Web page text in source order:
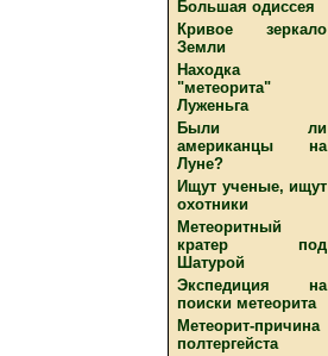
Большая одиссея
Кривое зеркало
Земли
Находка
"метеорита"
Луженьга
Были ли
американцы на
Луне?
Ищут ученые, ищут
охотники
Метеоритный
кратер под
Шатурой
Экспедиция на
поиски метеорита
Метеорит-причина
полтергейста